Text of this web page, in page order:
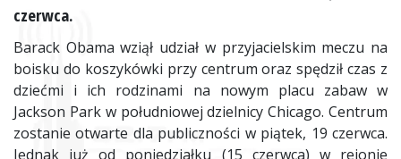
czerwca.
Barack Obama wziął udział w przyjacielskim meczu na
boisku do koszykówki przy centrum oraz spędził czas z
dziećmi i ich rodzinami na nowym placu zabaw w
Jackson Park w południowej dzielnicy Chicago. Centrum
zostanie otwarte dla publiczności w piątek, 19 czerwca.
Jednak już od poniedziałku (15 czerwca) w rejonie